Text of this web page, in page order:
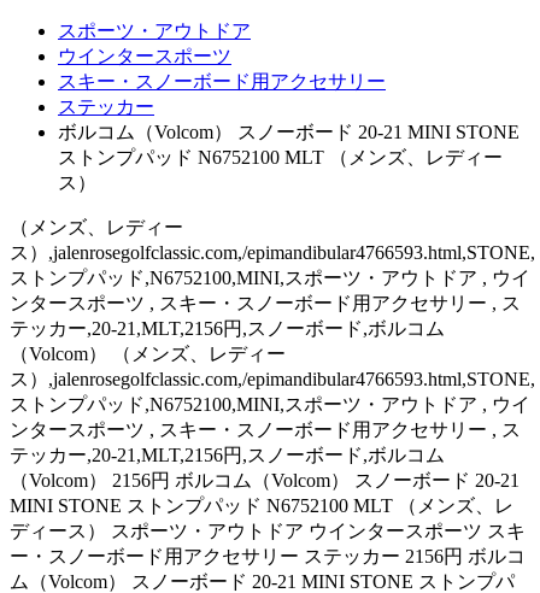
スポーツ・アウトドア
ウインタースポーツ
スキー・スノーボード用アクセサリー
ステッカー
ボルコム（Volcom） スノーボード 20-21 MINI STONE
ストンプパッド N6752100 MLT （メンズ、レディー
ス）
（メンズ、レディー
ス）,jalenrosegolfclassic.com,/epimandibular4766593.html,STONE,
ストンプパッド,N6752100,MINI,スポーツ・アウトドア , ウイ
ンタースポーツ , スキー・スノーボード用アクセサリー , ス
テッカー,20-21,MLT,2156円,スノーボード,ボルコム
（Volcom） （メンズ、レディー
ス）,jalenrosegolfclassic.com,/epimandibular4766593.html,STONE,
ストンプパッド,N6752100,MINI,スポーツ・アウトドア , ウイ
ンタースポーツ , スキー・スノーボード用アクセサリー , ス
テッカー,20-21,MLT,2156円,スノーボード,ボルコム
（Volcom） 2156円 ボルコム（Volcom） スノーボード 20-21
MINI STONE ストンプパッド N6752100 MLT （メンズ、レ
ディース） スポーツ・アウトドア ウインタースポーツ スキ
ー・スノーボード用アクセサリー ステッカー 2156円 ボルコ
ム（Volcom） スノーボード 20-21 MINI STONE ストンプパ